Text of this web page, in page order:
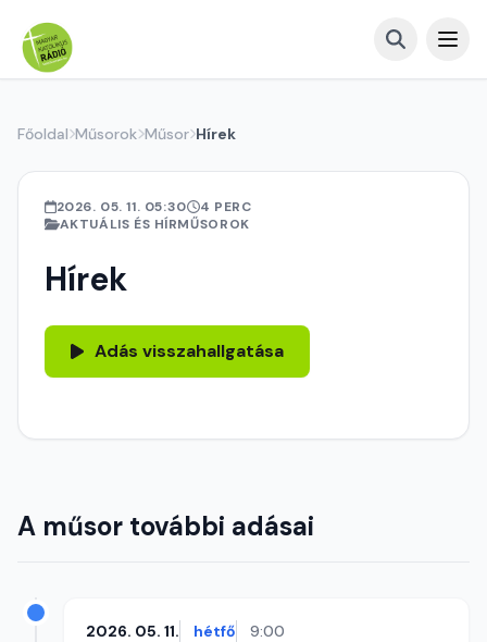
Főoldal Műsorok Műsor Hírek
2026. 05. 11. 05:30
4 PERC
AKTUÁLIS ÉS HÍRMŰSOROK
Hírek
Adás visszahallgatása
A műsor további adásai
2026. 05. 11. hétfő 9:00